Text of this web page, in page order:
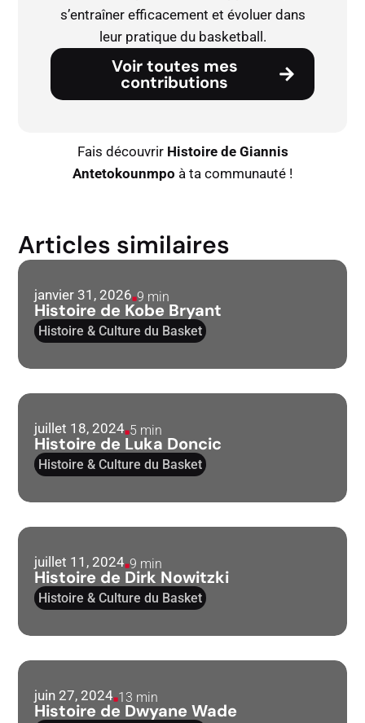
s’entraîner efficacement et évoluer dans
leur pratique du basketball.
Voir toutes mes
contributions
Fais découvrir Histoire de Giannis
Antetokounmpo à ta communauté !
Articles similaires
janvier 31, 2026 9 min
Histoire de Kobe Bryant
Histoire & Culture du Basket
juillet 18, 2024 5 min
Histoire de Luka Doncic
Histoire & Culture du Basket
juillet 11, 2024 9 min
Histoire de Dirk Nowitzki
Histoire & Culture du Basket
juin 27, 2024 13 min
Histoire de Dwyane Wade